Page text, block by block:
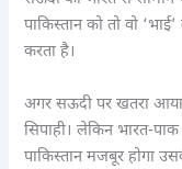
पाकिस्तान को तो वो
करता है।
अगर सऊदी पर खतरा आया
सिपाही। लेकिन भारत-
पाकिस्तान मजबूर होगा